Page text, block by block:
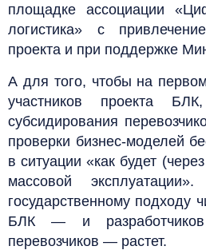
площадке ассоциации
логистика» с
проекта и при поддержке
А для того, чтобы на
участников проекта
субсидирования
проверки бизнес-моделей
в ситуации «как будет
массовой
государственному подходу
БЛК — и разработчиков
перевозчиков — растет.